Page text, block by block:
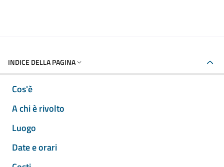
INDICE DELLA PAGINA
Cos'è
A chi è rivolto
Luogo
Date e orari